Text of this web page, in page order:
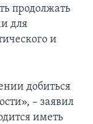
продолжать
для
и
добиться
– заявил
иметь